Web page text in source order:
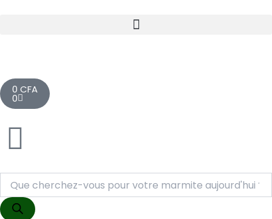
0 CFA
0
Cart
Recherche
produits